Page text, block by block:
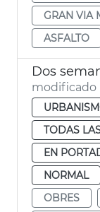
GRAN VIA
ASFALTO
modificado
TODAS
EN
NORMAL
OBRES